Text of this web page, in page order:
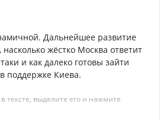
Дальнейшее развитие
насколько жёстко Москва ответит
и как далеко готовы зайти
поддержке Киева.
тексте, выделите его и нажмите